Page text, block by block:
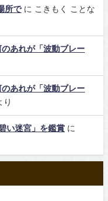
所でに こきもく ことな
あれが「波動ブレー
あれが「波動ブレー
り
い迷宮」を鑑賞 に